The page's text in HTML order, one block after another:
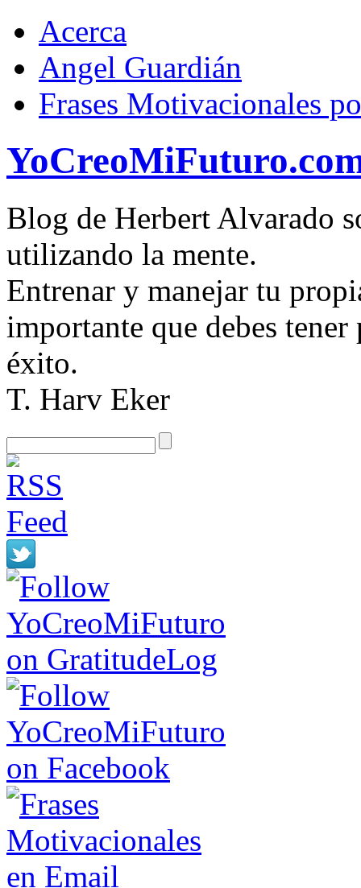
Acerca
Angel Guardián
Frases Motivacionales
Blog de Herbert Alvarado
utilizando la mente.
Entrenar y manejar tu
importante que debes
éxito.
T. Harv Eker